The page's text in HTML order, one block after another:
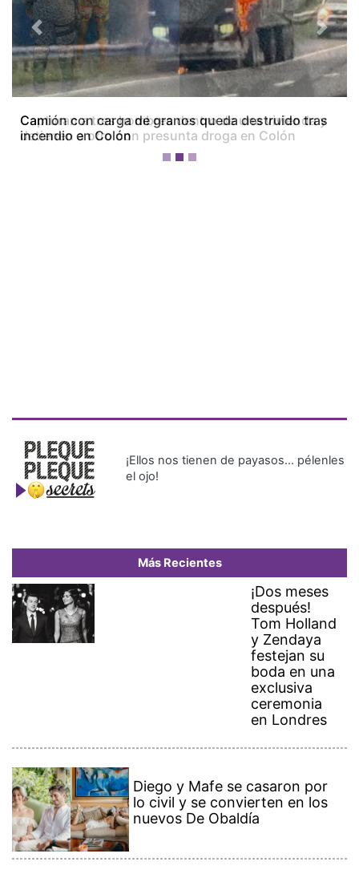
Camión con carga de granos queda destruido tras
incendio en Colón
Previous Next
¡Ellos nos tienen de payasos… pélenles
el ojo!
Más Recientes
¡Dos meses
después!
Tom Holland
y Zendaya
festejan su
boda en una
exclusiva
ceremonia
en Londres
Diego y Mafe se casaron por
lo civil y se convierten en los
nuevos De Obaldía